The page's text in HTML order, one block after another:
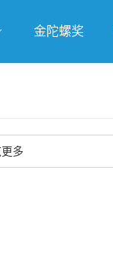
金陀螺奖
多